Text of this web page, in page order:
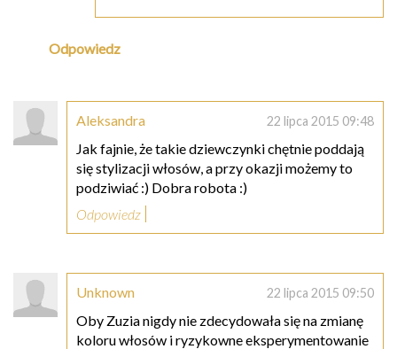
Odpowiedz
Aleksandra 22 lipca 2015 09:48
Jak fajnie, że takie dziewczynki chętnie poddają
się stylizacji włosów, a przy okazji możemy to
podziwiać :) Dobra robota :)
Odpowiedz
Unknown 22 lipca 2015 09:50
Oby Zuzia nigdy nie zdecydowała się na zmianę
koloru włosów i ryzykowne eksperymentowanie